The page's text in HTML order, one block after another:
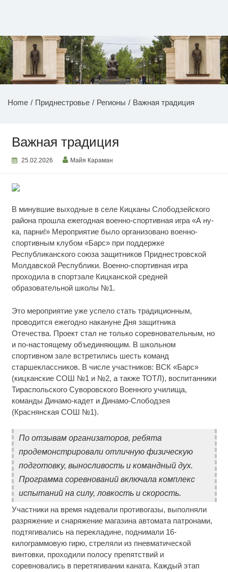
НОВОСТИ ПРИДНЕСТРОВЬЯ
Home Приднестровье Регионы Важная традиция
Важная традиция
25.02.2026 Майя Караман
В минувшие выходные в селе Кицканы Слободзейского
района прошла ежегодная военно-спортивная игра «А ну-
ка, парни!» Мероприятие было организовано военно-
спортивным клубом «Барс» при поддержке
Республиканского союза защитников Приднестровской
Молдавской Республики. Военно-спортивная игра
проходила в спортзале Кицканской средней
образовательной школы №1.
Это мероприятие уже успело стать традиционным,
проводится ежегодно накануне Дня защитника
Отечества. Проект стал не только соревновательным, но
и по-настоящему объединяющим. В школьном
спортивном зале встретились шесть команд
старшеклассников. В числе участников: ВСК «Барс»
(кицканские СОШ №1 и №2, а также ТОТЛ), воспитанники
Тираспольского Суворовского Военного училища,
команды Динамо-кадет и Динамо-Слободзея
(Краснянская СОШ №1).
По отзывам организаторов, ребята
продемонстрировали отличную физическую
подготовку, выносливость и командный дух.
Программа соревнований включала комплекс
испытаний на силу, ловкость и скорость.
Участники на время надевали противогазы, выполняли
разряжение и снаряжение магазина автомата патронами,
подтягивались на перекладине, поднимали 16-
килограммовую гирю, стреляли из пневматической
винтовки, проходили полосу препятствий и
соревновались в перетягивании каната. Каждый этап